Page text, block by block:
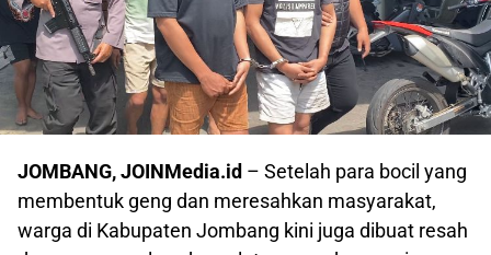
JOMBANG, JOINMedia.id – Setelah para bocil yang
membentuk geng dan meresahkan masyarakat,
warga di Kabupaten Jombang kini juga dibuat resah